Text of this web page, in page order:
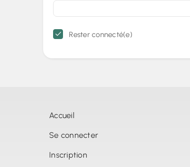
Rester connecté(e)
Accueil
Se connecter
Inscription